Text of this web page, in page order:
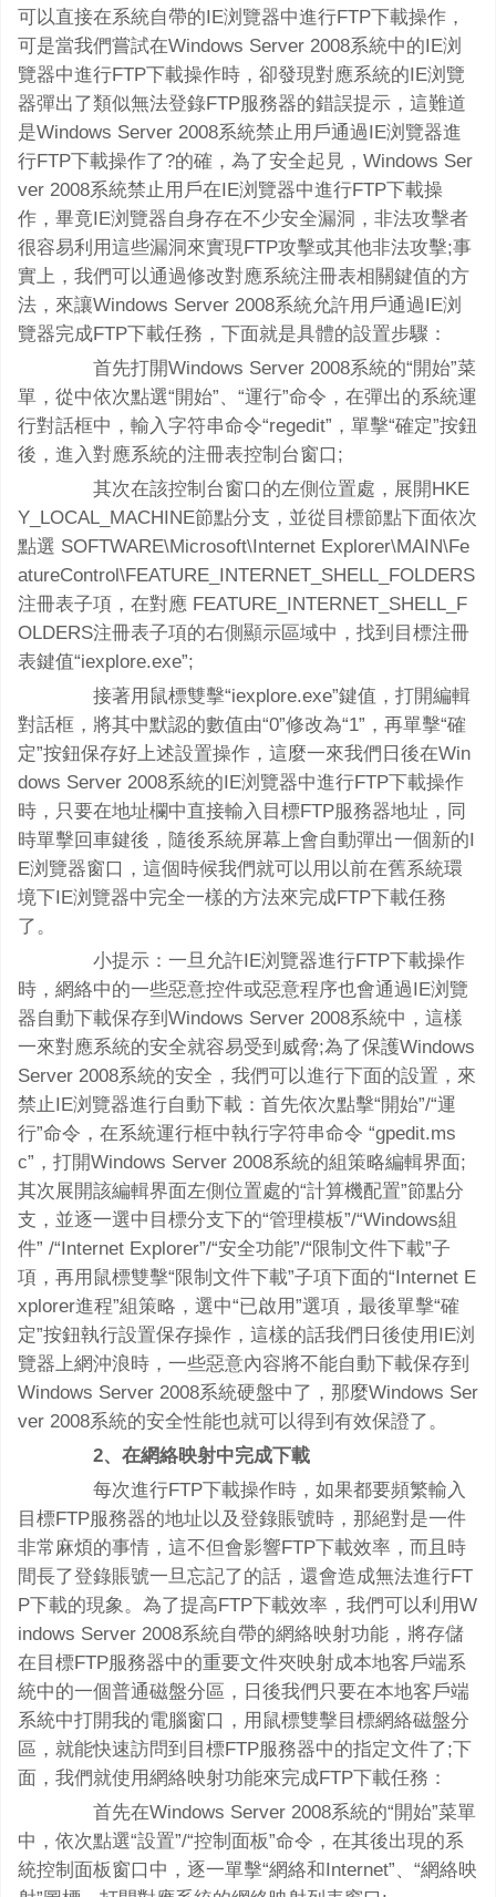
可以直接在系統自帶的IE浏覽器中進行FTP下載操作，
可是當我們嘗試在Windows Server 2008系統中的IE浏
覽器中進行FTP下載操作時，卻發現對應系統的IE浏覽
器彈出了類似無法登錄FTP服務器的錯誤提示，這難道
是Windows Server 2008系統禁止用戶通過IE浏覽器進
行FTP下載操作了?的確，為了安全起見，Windows Ser
ver 2008系統禁止用戶在IE浏覽器中進行FTP下載操
作，畢竟IE浏覽器自身存在不少安全漏洞，非法攻擊者
很容易利用這些漏洞來實現FTP攻擊或其他非法攻擊;事
實上，我們可以通過修改對應系統注冊表相關鍵值的方
法，來讓Windows Server 2008系統允許用戶通過IE浏
覽器完成FTP下載任務，下面就是具體的設置步驟：
首先打開Windows Server 2008系統的“開始”菜
單，從中依次點選“開始”、“運行”命令，在彈出的系統運
行對話框中，輸入字符串命令“regedit”，單擊“確定”按鈕
後，進入對應系統的注冊表控制台窗口;
其次在該控制台窗口的左側位置處，展開HKE
Y_LOCAL_MACHINE節點分支，並從目標節點下面依次
點選 SOFTWARE\Microsoft\Internet Explorer\MAIN\Fe
atureControl\FEATURE_INTERNET_SHELL_FOLDERS
注冊表子項，在對應 FEATURE_INTERNET_SHELL_F
OLDERS注冊表子項的右側顯示區域中，找到目標注冊
表鍵值“iexplore.exe”;
接著用鼠標雙擊“iexplore.exe”鍵值，打開編輯
對話框，將其中默認的數值由“0”修改為“1”，再單擊“確
定”按鈕保存好上述設置操作，這麼一來我們日後在Win
dows Server 2008系統的IE浏覽器中進行FTP下載操作
時，只要在地址欄中直接輸入目標FTP服務器地址，同
時單擊回車鍵後，隨後系統屏幕上會自動彈出一個新的I
E浏覽器窗口，這個時候我們就可以用以前在舊系統環
境下IE浏覽器中完全一樣的方法來完成FTP下載任務
了。
小提示：一旦允許IE浏覽器進行FTP下載操作
時，網絡中的一些惡意控件或惡意程序也會通過IE浏覽
器自動下載保存到Windows Server 2008系統中，這樣
一來對應系統的安全就容易受到威脅;為了保護Windows
Server 2008系統的安全，我們可以進行下面的設置，來
禁止IE浏覽器進行自動下載：首先依次點擊“開始”/“運
行”命令，在系統運行框中執行字符串命令 “gpedit.ms
c”，打開Windows Server 2008系統的組策略編輯界面;
其次展開該編輯界面左側位置處的“計算機配置”節點分
支，並逐一選中目標分支下的“管理模板”/“Windows組
件” /“Internet Explorer”/“安全功能”/“限制文件下載”子
項，再用鼠標雙擊“限制文件下載”子項下面的“Internet E
xplorer進程”組策略，選中“已啟用”選項，最後單擊“確
定”按鈕執行設置保存操作，這樣的話我們日後使用IE浏
覽器上網沖浪時，一些惡意內容將不能自動下載保存到
Windows Server 2008系統硬盤中了，那麼Windows Ser
ver 2008系統的安全性能也就可以得到有效保證了。
2、在網絡映射中完成下載
每次進行FTP下載操作時，如果都要頻繁輸入
目標FTP服務器的地址以及登錄賬號時，那絕對是一件
非常麻煩的事情，這不但會影響FTP下載效率，而且時
間長了登錄賬號一旦忘記了的話，還會造成無法進行FT
P下載的現象。為了提高FTP下載效率，我們可以利用W
indows Server 2008系統自帶的網絡映射功能，將存儲
在目標FTP服務器中的重要文件夾映射成本地客戶端系
統中的一個普通磁盤分區，日後我們只要在本地客戶端
系統中打開我的電腦窗口，用鼠標雙擊目標網絡磁盤分
區，就能快速訪問到目標FTP服務器中的指定文件了;下
面，我們就使用網絡映射功能來完成FTP下載任務：
首先在Windows Server 2008系統的“開始”菜單
中，依次點選“設置”/“控制面板”命令，在其後出現的系
統控制面板窗口中，逐一單擊“網絡和Internet”、“網絡映